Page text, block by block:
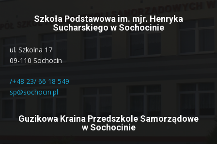
Szkoła Podstawowa im. mjr. Henryka
Sucharskiego w Sochocinie
ul. Szkolna 17
09-110 Sochocin
/+48 23/ 66 18 549
sp@sochocin.pl
Guzikowa Kraina Przedszkole Samorządowe
w Sochocinie